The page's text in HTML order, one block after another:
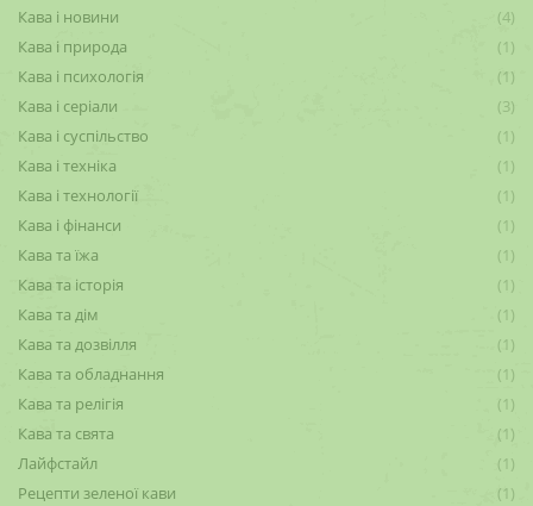
Кава і новини
(4)
Кава і природа
(1)
Кава і психологія
(1)
Кава і серіали
(3)
Кава і суспільство
(1)
Кава і техніка
(1)
Кава і технології
(1)
Кава і фінанси
(1)
Кава та їжа
(1)
Кава та історія
(1)
Кава та дім
(1)
Кава та дозвілля
(1)
Кава та обладнання
(1)
Кава та релігія
(1)
Кава та свята
(1)
Лайфстайл
(1)
Рецепти зеленої кави
(1)